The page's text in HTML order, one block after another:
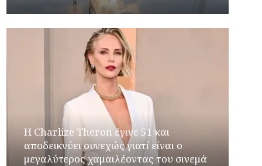
Η Charlize Theron έγινε 51 και
αποδεικνύει συνεχώς γιατί είναι ο
μεγαλύτερος χαμαιλέοντας του σινεμά